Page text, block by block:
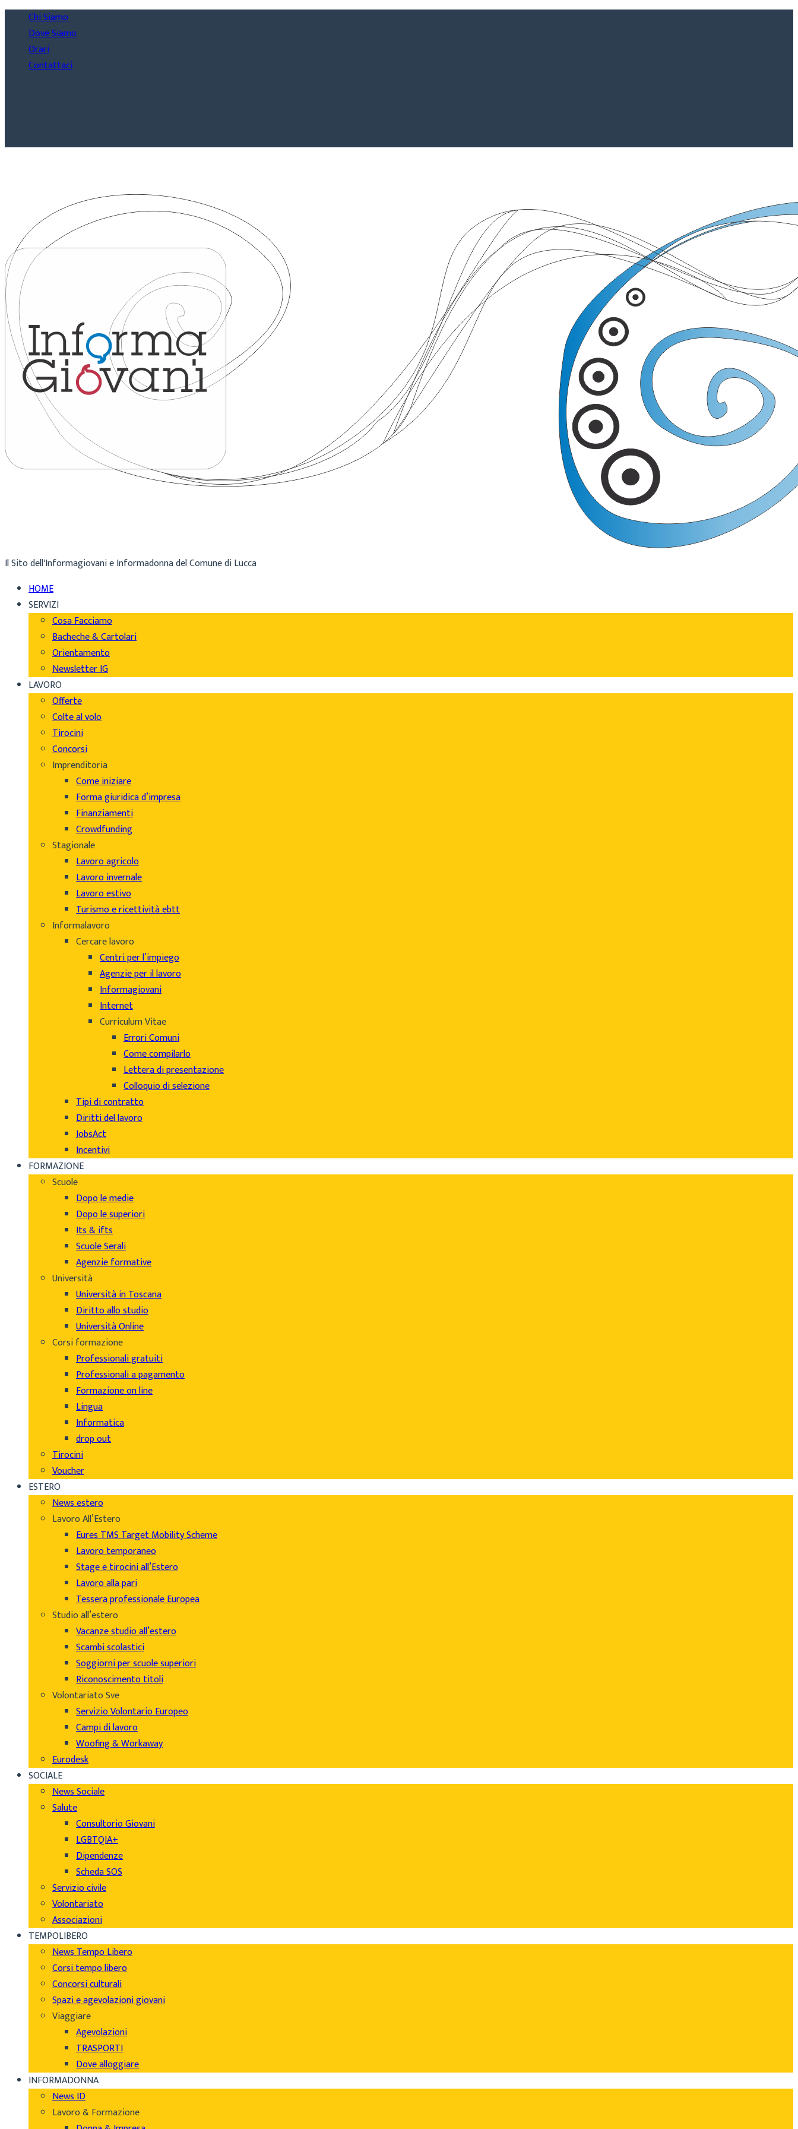
Chi Siamo
Dove Siamo
Orari
Contattaci
Il Sito dell'Informagiovani e Informadonna del Comune di Lucca
HOME
SERVIZI
Cosa Facciamo
Bacheche & Cartolari
Orientamento
Newsletter IG
LAVORO
Offerte
Colte al volo
Tirocini
Concorsi
Imprenditoria
Come iniziare
Forma giuridica d’impresa
Finanziamenti
Crowdfunding
Stagionale
Lavoro agricolo
Lavoro invernale
Lavoro estivo
Turismo e ricettività ebtt
Informalavoro
Cercare lavoro
Centri per l’impiego
Agenzie per il lavoro
Informagiovani
Internet
Curriculum Vitae
Errori Comuni
Come compilarlo
Lettera di presentazione
Colloquio di selezione
Tipi di contratto
Diritti del lavoro
JobsAct
Incentivi
FORMAZIONE
Scuole
Dopo le medie
Dopo le superiori
Its & ifts
Scuole Serali
Agenzie formative
Università
Università in Toscana
Diritto allo studio
Università Online
Corsi formazione
Professionali gratuiti
Professionali a pagamento
Formazione on line
Lingua
Informatica
drop out
Tirocini
Voucher
ESTERO
News estero
Lavoro All’Estero
Eures TMS Target Mobility Scheme
Lavoro temporaneo
Stage e tirocini all’Estero
Lavoro alla pari
Tessera professionale Europea
Studio all’estero
Vacanze studio all’estero
Scambi scolastici
Soggiorni per scuole superiori
Riconoscimento titoli
Volontariato Sve
Servizio Volontario Europeo
Campi di lavoro
Woofing & Workaway
Eurodesk
SOCIALE
News Sociale
Salute
Consultorio Giovani
LGBTQIA+
Dipendenze
Scheda SOS
Servizio civile
Volontariato
Associazioni
TEMPOLIBERO
News Tempo Libero
Corsi tempo libero
Concorsi culturali
Spazi e agevolazioni giovani
Viaggiare
Agevolazioni
TRASPORTI
Dove alloggiare
INFORMADONNA
News ID
Lavoro & Formazione